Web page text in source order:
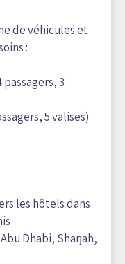
de véhicules et
:
3
5 valises)
les hôtels dans
Dhabi, Sharjah,